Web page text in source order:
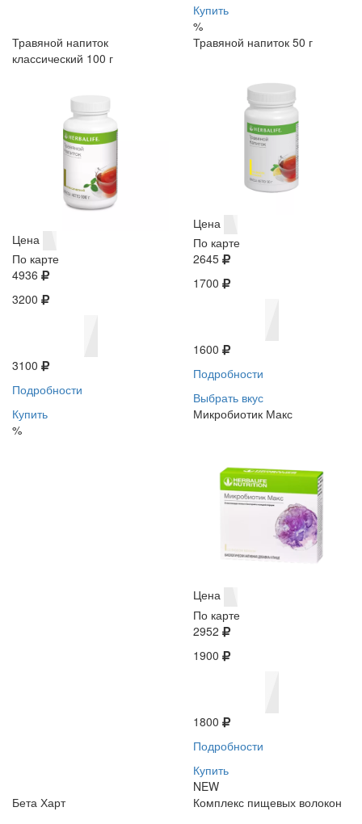
Купить
%
Травяной напиток
классический 100 г
Цена
По карте
4936
3200
3100
Подробности
Купить
%
Травяной напиток 50 г
Цена
По карте
2645
1700
1600
Подробности
Выбрать вкус
Микробиотик Макс
Цена
По карте
2952
1900
1800
Подробности
Купить
NEW
Бета Харт
Комплекс пищевых волокон